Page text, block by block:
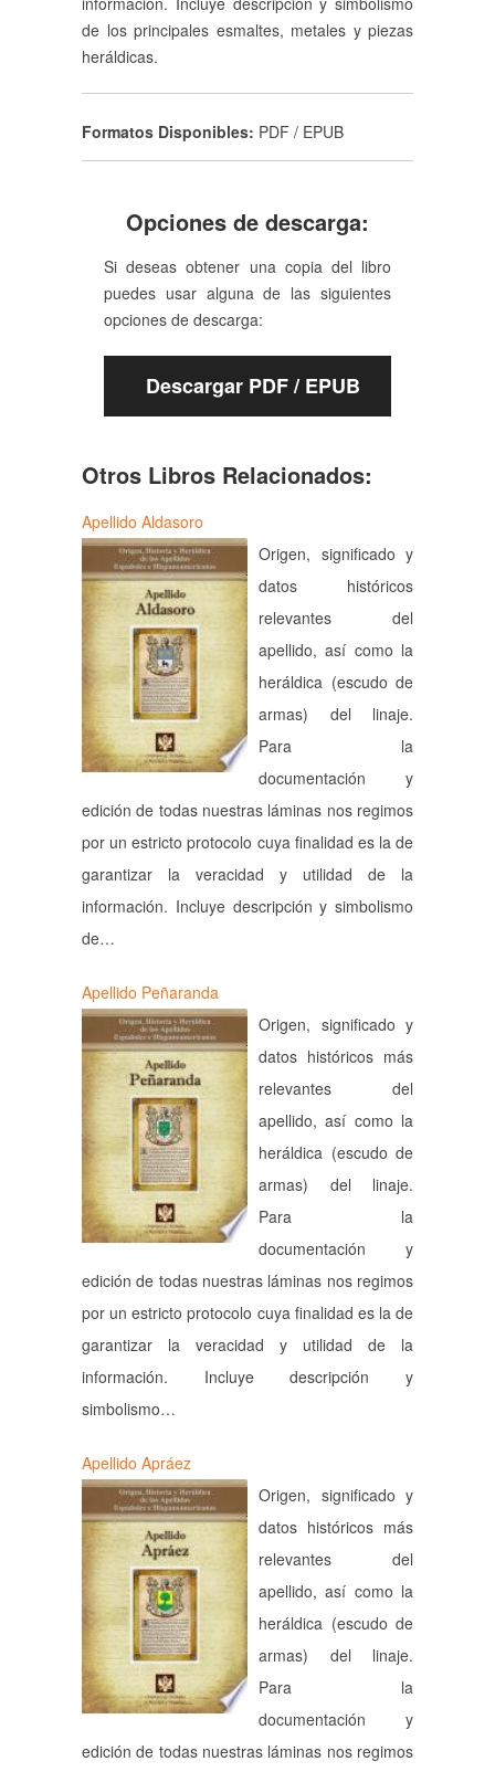
de los principales esmaltes, metales y piezas
heráldicas.
Formatos Disponibles: PDF / EPUB
Opciones de descarga:
Si deseas obtener una copia del libro
puedes usar alguna de las siguientes
opciones de descarga:
Descargar PDF / EPUB
Otros Libros Relacionados:
Apellido Aldasoro
Origen, significado y
datos históricos
relevantes del
apellido, así como la
heráldica (escudo de
armas) del linaje.
Para la
documentación y
edición de todas nuestras láminas nos regimos
por un estricto protocolo cuya finalidad es la de
garantizar la veracidad y utilidad de la
información. Incluye descripción y simbolismo
de…
Apellido Peñaranda
Origen, significado y
datos históricos más
relevantes del
apellido, así como la
heráldica (escudo de
armas) del linaje.
Para la
documentación y
edición de todas nuestras láminas nos regimos
por un estricto protocolo cuya finalidad es la de
garantizar la veracidad y utilidad de la
información. Incluye descripción y
simbolismo…
Apellido Apráez
Origen, significado y
datos históricos más
relevantes del
apellido, así como la
heráldica (escudo de
armas) del linaje.
Para la
documentación y
edición de todas nuestras láminas nos regimos